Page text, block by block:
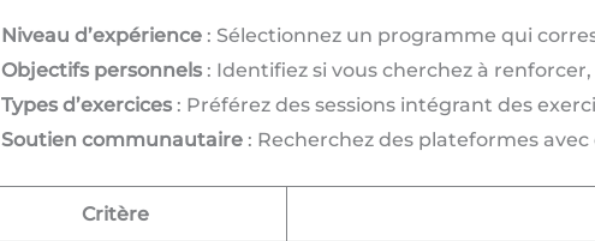
Niveau d’expérience: Sélectionnez un programme qui
Objectifs personnels: Identifiez si vous cherchez à
Types d’exercices: Préférez des sessions intégrant des
Soutien communautaire: Recherchez des plateformes
Critère